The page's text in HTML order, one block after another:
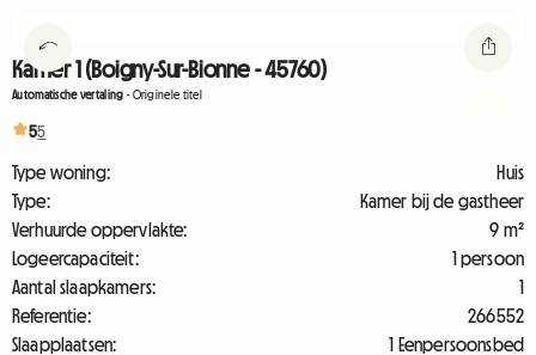
Kamer 1 (Boigny-Sur-Bionne - 45760)
Automatische vertaling -Originele titel
55
Type woning:
Huis
Type:
Kamer bij de gastheer
Verhuurde oppervlakte:
9 m²
Logeercapaciteit:
1 persoon
Aantal slaapkamers:
1
Referentie:
266552
Slaapplaatsen:
1 Eenpersoonsbed